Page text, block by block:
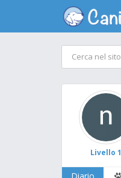
Livello 1